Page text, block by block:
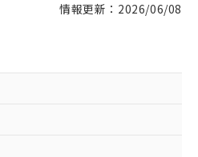
情報更新：2026/06/08